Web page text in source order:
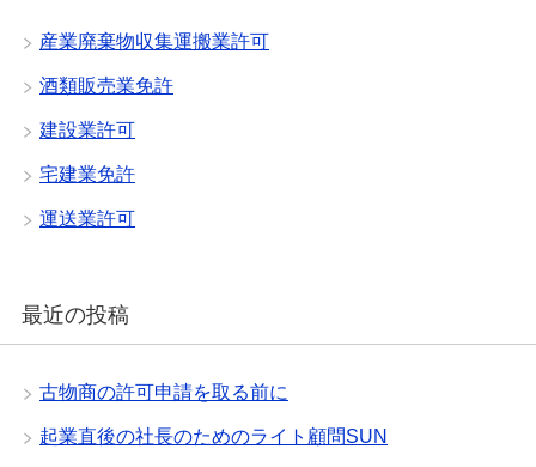
産業廃棄物収集運搬業許可
酒類販売業免許
建設業許可
宅建業免許
運送業許可
最近の投稿
古物商の許可申請を取る前に
起業直後の社長のためのライト顧問SUN